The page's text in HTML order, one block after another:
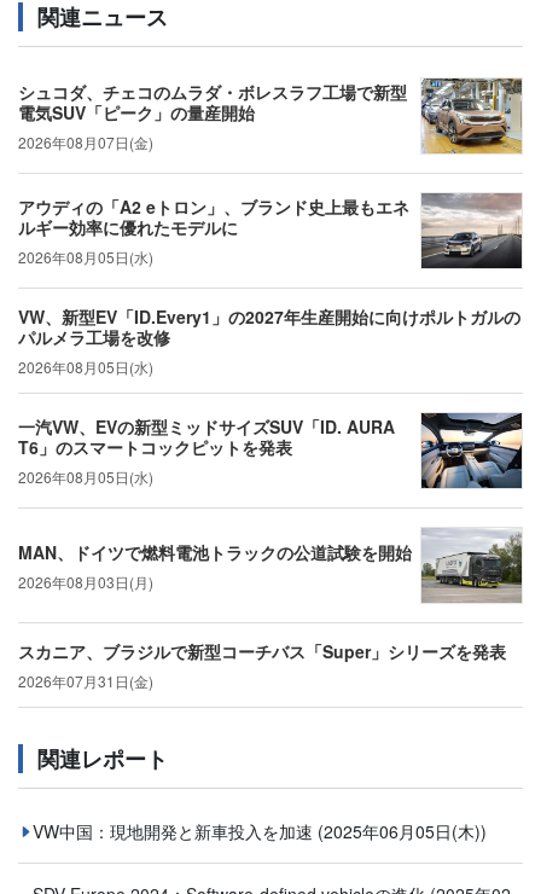
関連ニュース
シュコダ、チェコのムラダ・ボレスラフ工場で新型
電気SUV「ピーク」の量産開始
2026年08月07日(金)
アウディの「A2 eトロン」、ブランド史上最もエネ
ルギー効率に優れたモデルに
2026年08月05日(水)
VW、新型EV「ID.Every1」の2027年生産開始に向けポルトガルの
パルメラ工場を改修
2026年08月05日(水)
一汽VW、EVの新型ミッドサイズSUV「ID. AURA
T6」のスマートコックピットを発表
2026年08月05日(水)
MAN、ドイツで燃料電池トラックの公道試験を開始
2026年08月03日(月)
スカニア、ブラジルで新型コーチバス「Super」シリーズを発表
2026年07月31日(金)
関連レポート
VW中国：現地開発と新車投入を加速 (2025年06月05日(木))